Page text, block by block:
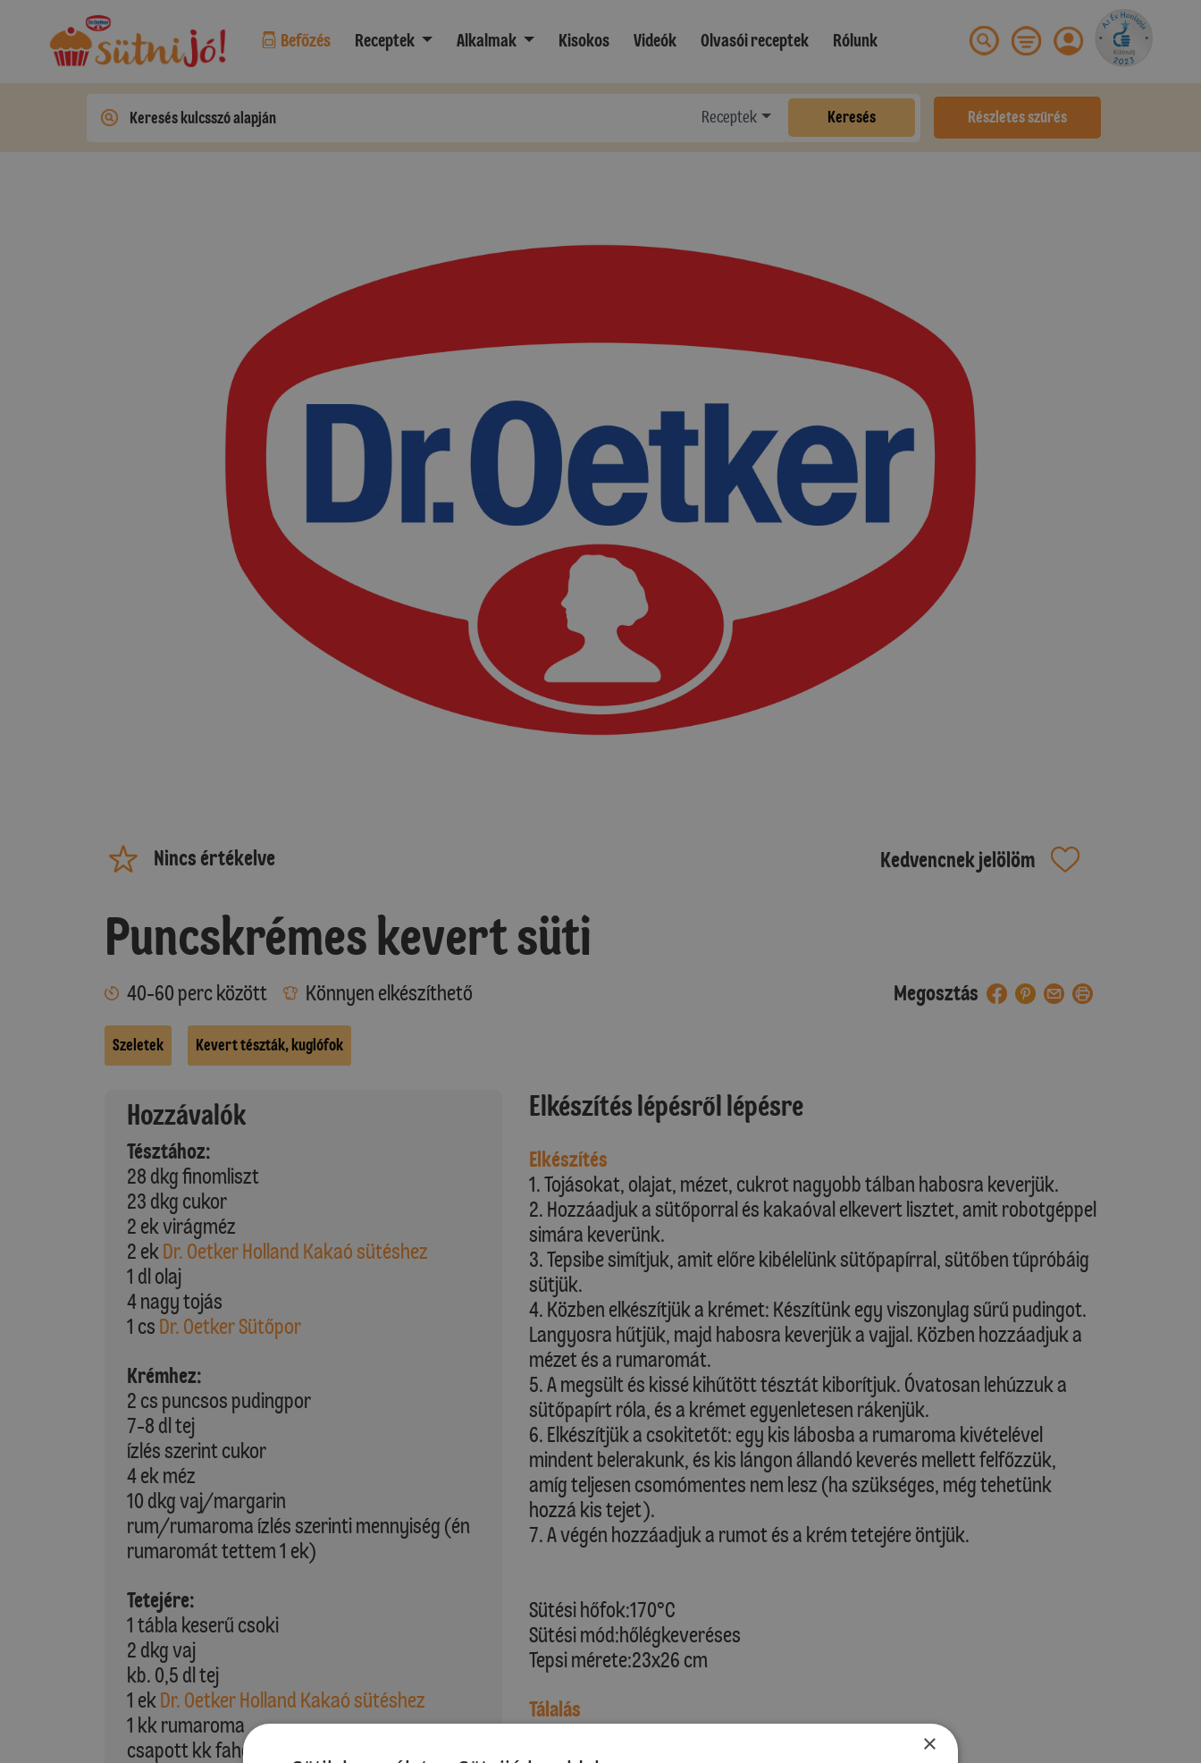
Befőzés Receptek Alkalmak Kisokos Videók Olvasói receptek Rólunk
Receptek Keresés Részletes szűrés
Nincs értékelve Kedvencnek jelölöm
Puncskrémes kevert süti
40-60 perc között Könnyen elkészíthető Megosztás
Szeletek Kevert tészták, kuglófok
Hozzávalók
Tésztához:
28 dkg finomliszt
23 dkg cukor
2 ek virágméz
2 ekDr. Oetker Holland Kakaó sütéshez
1 dl olaj
4 nagy tojás
1 cs Dr. Oetker Sütőpor
Krémhez:
2 cs puncsos pudingpor
7-8 dl tej
ízlés szerint cukor
4 ek méz
10 dkg vaj/margarin
rum/rumaroma ízlés szerinti mennyiség (én
rumaromát tettem 1 ek)
Tetejére:
1 tábla keserű csoki
2 dkg vaj
kb. 0,5 dl tej
1 ekDr. Oetker Holland Kakaó sütéshez
1 kk rumaroma
csapott kk fahéj
Elkészítés lépésről lépésre
Elkészítés
1. Tojásokat, olajat, mézet, cukrot nagyobb tálban habosra keverjük.
2. Hozzáadjuk a sütőporral és kakaóval elkevert lisztet, amit robotgéppel
simára keverünk.
3. Tepsibe simítjuk, amit előre kibélelünk sütőpapírral, sütőben tűpróbáig
sütjük.
4. Közben elkészítjük a krémet: Készítünk egy viszonylag sűrű pudingot.
Langyosra hűtjük, majd habosra keverjük a vajjal. Közben hozzáadjuk a
mézet és a rumaromát.
5. A megsült és kissé kihűtött tésztát kiborítjuk. Óvatosan lehúzzuk a
sütőpapírt róla, és a krémet egyenletesen rákenjük.
6. Elkészítjük a csokitetőt: egy kis lábosba a rumaroma kivételével
mindent belerakunk, és kis lángon állandó keverés mellett felfőzzük,
amíg teljesen csomómentes nem lesz (ha szükséges, még tehetünk
hozzá kis tejet).
7. A végén hozzáadjuk a rumot és a krém tetejére öntjük.
Sütési hőfok:170°C
Sütési mód:hőlégkeveréses
Tepsi mérete:23x26 cm
Tálalás
×